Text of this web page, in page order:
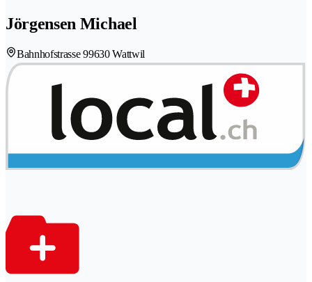
Jörgensen Michael
Bahnhofstrasse 99630 Wattwil